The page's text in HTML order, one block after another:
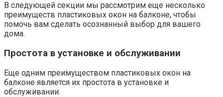
В следующей секции мы рассмотрим еще несколько
преимуществ пластиковых окон на балконе, чтобы
помочь вам сделать осознанный выбор для вашего
дома.​
Простота в установке и обслуживании
Еще одним преимуществом пластиковых окон на
балконе является их простота в установке и
обслуживании.​